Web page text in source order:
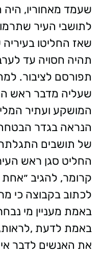
שעמד מאחוריו,
לתושבי העיר
שאז החליטו
תהיה חסויה עד
תפורסם לציבור.
שעליה מדבר ראש
המושקע ועתיר
הנראה בגדר הבטחת
של תושבים
החליט סגן ראש
קרומר, להגיב
לכתוב בקבוצה כי
באמת מעניין מי
באמת לדעת
את האנשים לדבר